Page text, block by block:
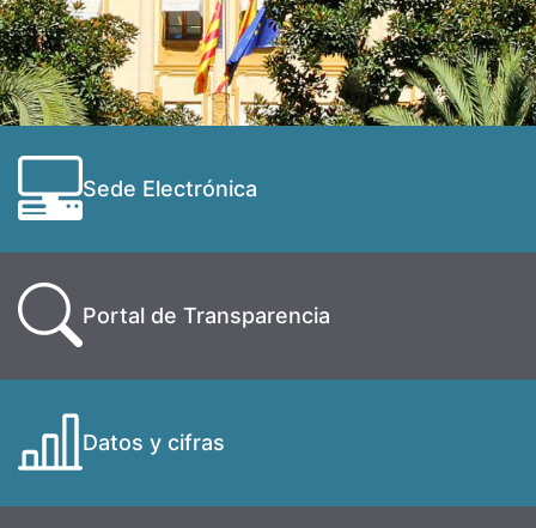
Sede Electrónica
Portal de Transparencia
Datos y cifras